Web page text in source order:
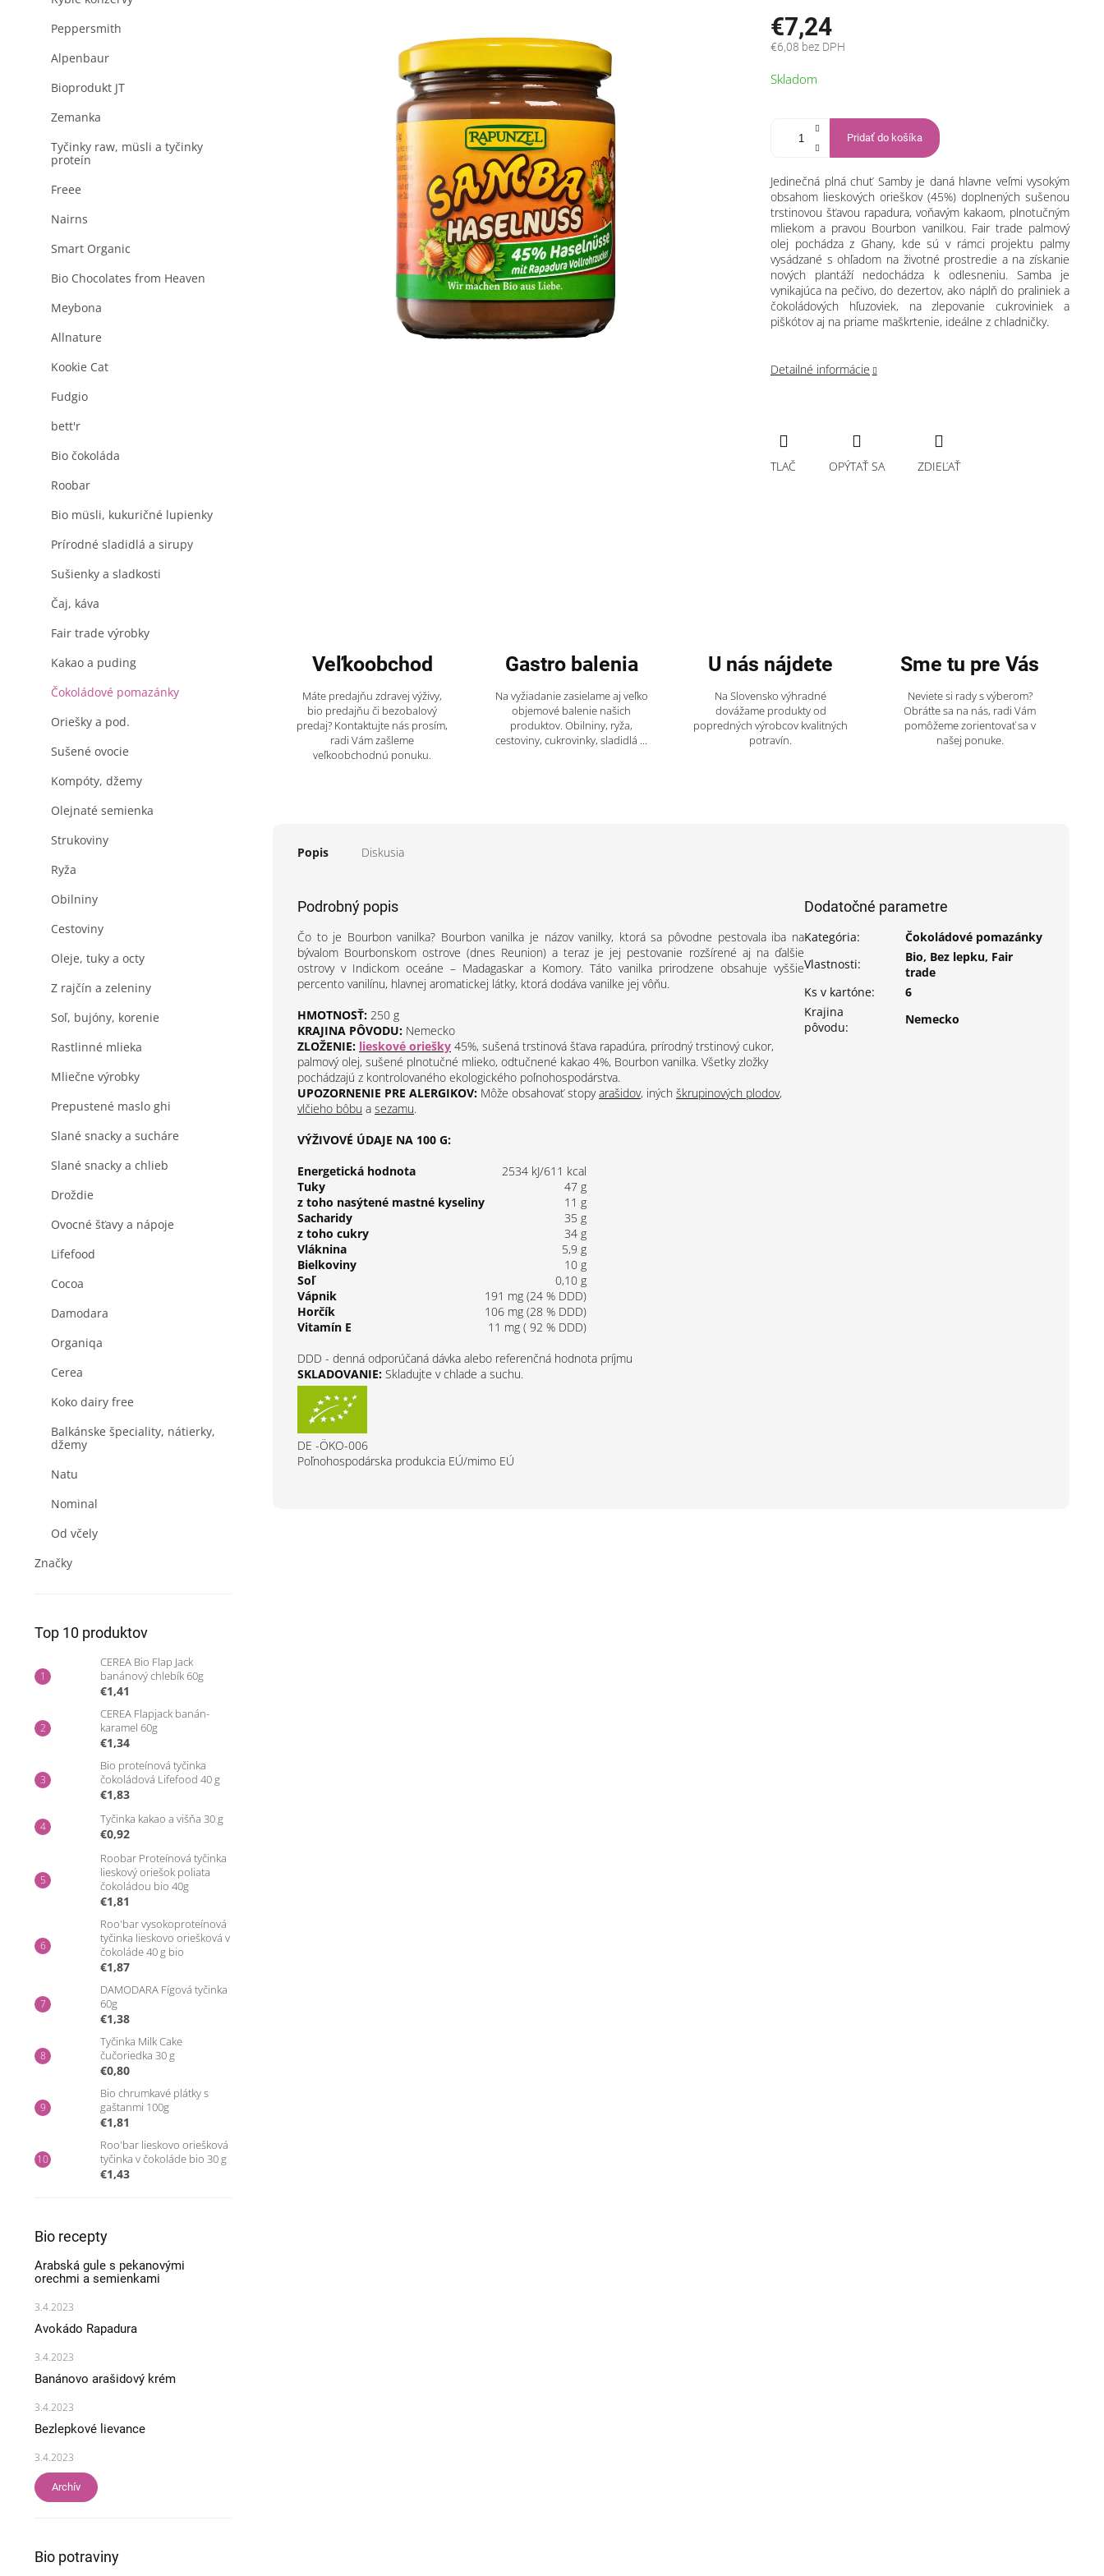
Peppersmith
Alpenbaur
Bioprodukt JT
Zemanka
Tyčinky raw, müsli a tyčinky
proteín
Freee
Nairns
Smart Organic
Bio Chocolates from Heaven
Meybona
Allnature
Kookie Cat
Fudgio
bett'r
Bio čokoláda
Roobar
Bio müsli, kukuričné lupienky
Prírodné sladidlá a sirupy
Sušienky a sladkosti
Čaj, káva
Fair trade výrobky
Kakao a puding
Čokoládové pomazánky
Oriešky a pod.
Sušené ovocie
Kompóty, džemy
Olejnaté semienka
Strukoviny
Ryža
Obilniny
Cestoviny
Oleje, tuky a octy
Z rajčín a zeleniny
Soľ, bujóny, korenie
Rastlinné mlieka
Mliečne výrobky
Prepustené maslo ghi
Slané snacky a sucháre
Slané snacky a chlieb
Droždie
Ovocné šťavy a nápoje
Lifefood
Cocoa
Damodara
Organiqa
Cerea
Koko dairy free
Balkánske špeciality, nátierky,
džemy
Natu
Nominal
Od včely
Značky
Top 10 produktov
CEREA Bio Flap Jack
banánový chlebík 60g
€1,41
CEREA Flapjack banán-
karamel 60g
€1,34
Bio proteínová tyčinka
čokoládová Lifefood 40 g
€1,83
Tyčinka kakao a višňa 30 g
€0,92
Roobar Proteínová tyčinka
lieskový oriešok poliata
čokoládou bio 40g
€1,81
Roo'bar vysokoproteínová
tyčinka lieskovo oriešková v
čokoláde 40 g bio
€1,87
DAMODARA Fígová tyčinka
60g
€1,38
Tyčinka Milk Cake
čučoriedka 30 g
€0,80
Bio chrumkavé plátky s
gaštanmi 100g
€1,81
Roo'bar lieskovo oriešková
tyčinka v čokoláde bio 30 g
€1,43
Bio recepty
Arabská gule s pekanovými
orechmi a semienkami
3.4.2023
Avokádo Rapadura
3.4.2023
Banánovo arašidový krém
3.4.2023
Bezlepkové lievance
3.4.2023
Archív
Bio potraviny
€7,24
€6,08 bez DPH
cena:
Skladom
Pridať do košíka
Jedinečná plná chuť Samby je daná hlavne veľmi vysokým
obsahom lieskových orieškov (45%) doplnených sušenou
trstinovou šťavou rapadura, voňavým kakaom, plnotučným
mliekom a pravou Bourbon vanilkou. Fair trade palmový
olej pochádza z Ghany, kde sú v rámci projektu palmy
vysádzané s ohľadom na životné prostredie a na získanie
nových plantáží nedochádza k odlesneniu. Samba je
vynikajúca na pečivo, do dezertov, ako náplň do praliniek a
čokoládových hľuzoviek, na zlepovanie cukroviniek a
piškótov aj na priame maškrtenie, ideálne z chladničky.
Detailné informácie
TLAČ OPÝTAŤ SA ZDIEĽAŤ
Veľkoobchod
Máte predajňu zdravej výživy,
bio predajňu či bezobalový
predaj? Kontaktujte nás prosím,
radi Vám zašleme
veľkoobchodnú ponuku.
Gastro balenia
Na vyžiadanie zasielame aj veľko
objemové balenie našich
produktov. Obilniny, ryža,
cestoviny, cukrovinky, sladidlá ...
U nás nájdete
Na Slovensko výhradné
dovážame produkty od
popredných výrobcov kvalitných
potravín.
Sme tu pre Vás
Neviete si rady s výberom?
Obráťte sa na nás, radi Vám
pomôžeme zorientovať sa v
našej ponuke.
Popis Diskusia
Podrobný popis
Čo to je Bourbon vanilka? Bourbon vanilka je názov vanilky, ktorá sa pôvodne pestovala iba na
bývalom Bourbonskom ostrove (dnes Reunion) a teraz je jej pestovanie rozšírené aj na ďalšie
ostrovy v Indickom oceáne – Madagaskar a Komory. Táto vanilka prirodzene obsahuje vyššie
percento vanilínu, hlavnej aromatickej látky, ktorá dodáva vanilke jej vôňu.
HMOTNOSŤ: 250 g
KRAJINA PÔVODU: Nemecko
ZLOŽENIE: lieskové oriešky 45%, sušená trstinová šťava rapadúra, prírodný trstinový cukor,
palmový olej, sušené plnotučné mlieko, odtučnené kakao 4%, Bourbon vanilka. Všetky zložky
pochádzajú z kontrolovaného ekologického poľnohospodárstva.
UPOZORNENIE PRE ALERGIKOV: Môže obsahovať stopyarašidov, iných škrupinových plodov,
vlčieho bôbu a sezamu.
VÝŽIVOVÉ ÚDAJE NA 100 G:
Energetická hodnota
2534 kJ/611 kcal
Tuky
47 g
z toho nasýtené mastné kyseliny
11 g
Sacharidy
35 g
z toho cukry
34 g
Vláknina
5,9 g
Bielkoviny
10 g
Soľ
0,10 g
Vápnik
191 mg (24 % DDD)
Horčík
106 mg (28 % DDD)
Vitamín E
11 mg ( 92 % DDD)
DDD - denná odporúčaná dávka alebo referenčná hodnota príjmu
SKLADOVANIE: Skladujte v chlade a suchu.
DE -ÖKO-006
Poľnohospodárska produkcia EÚ/mimo EÚ
Dodatočné parametre
Kategória:
Čokoládové pomazánky
Vlastnosti:
Bio, Bez lepku, Fair
trade
Ks v kartóne:
6
Krajina
pôvodu:
Nemecko